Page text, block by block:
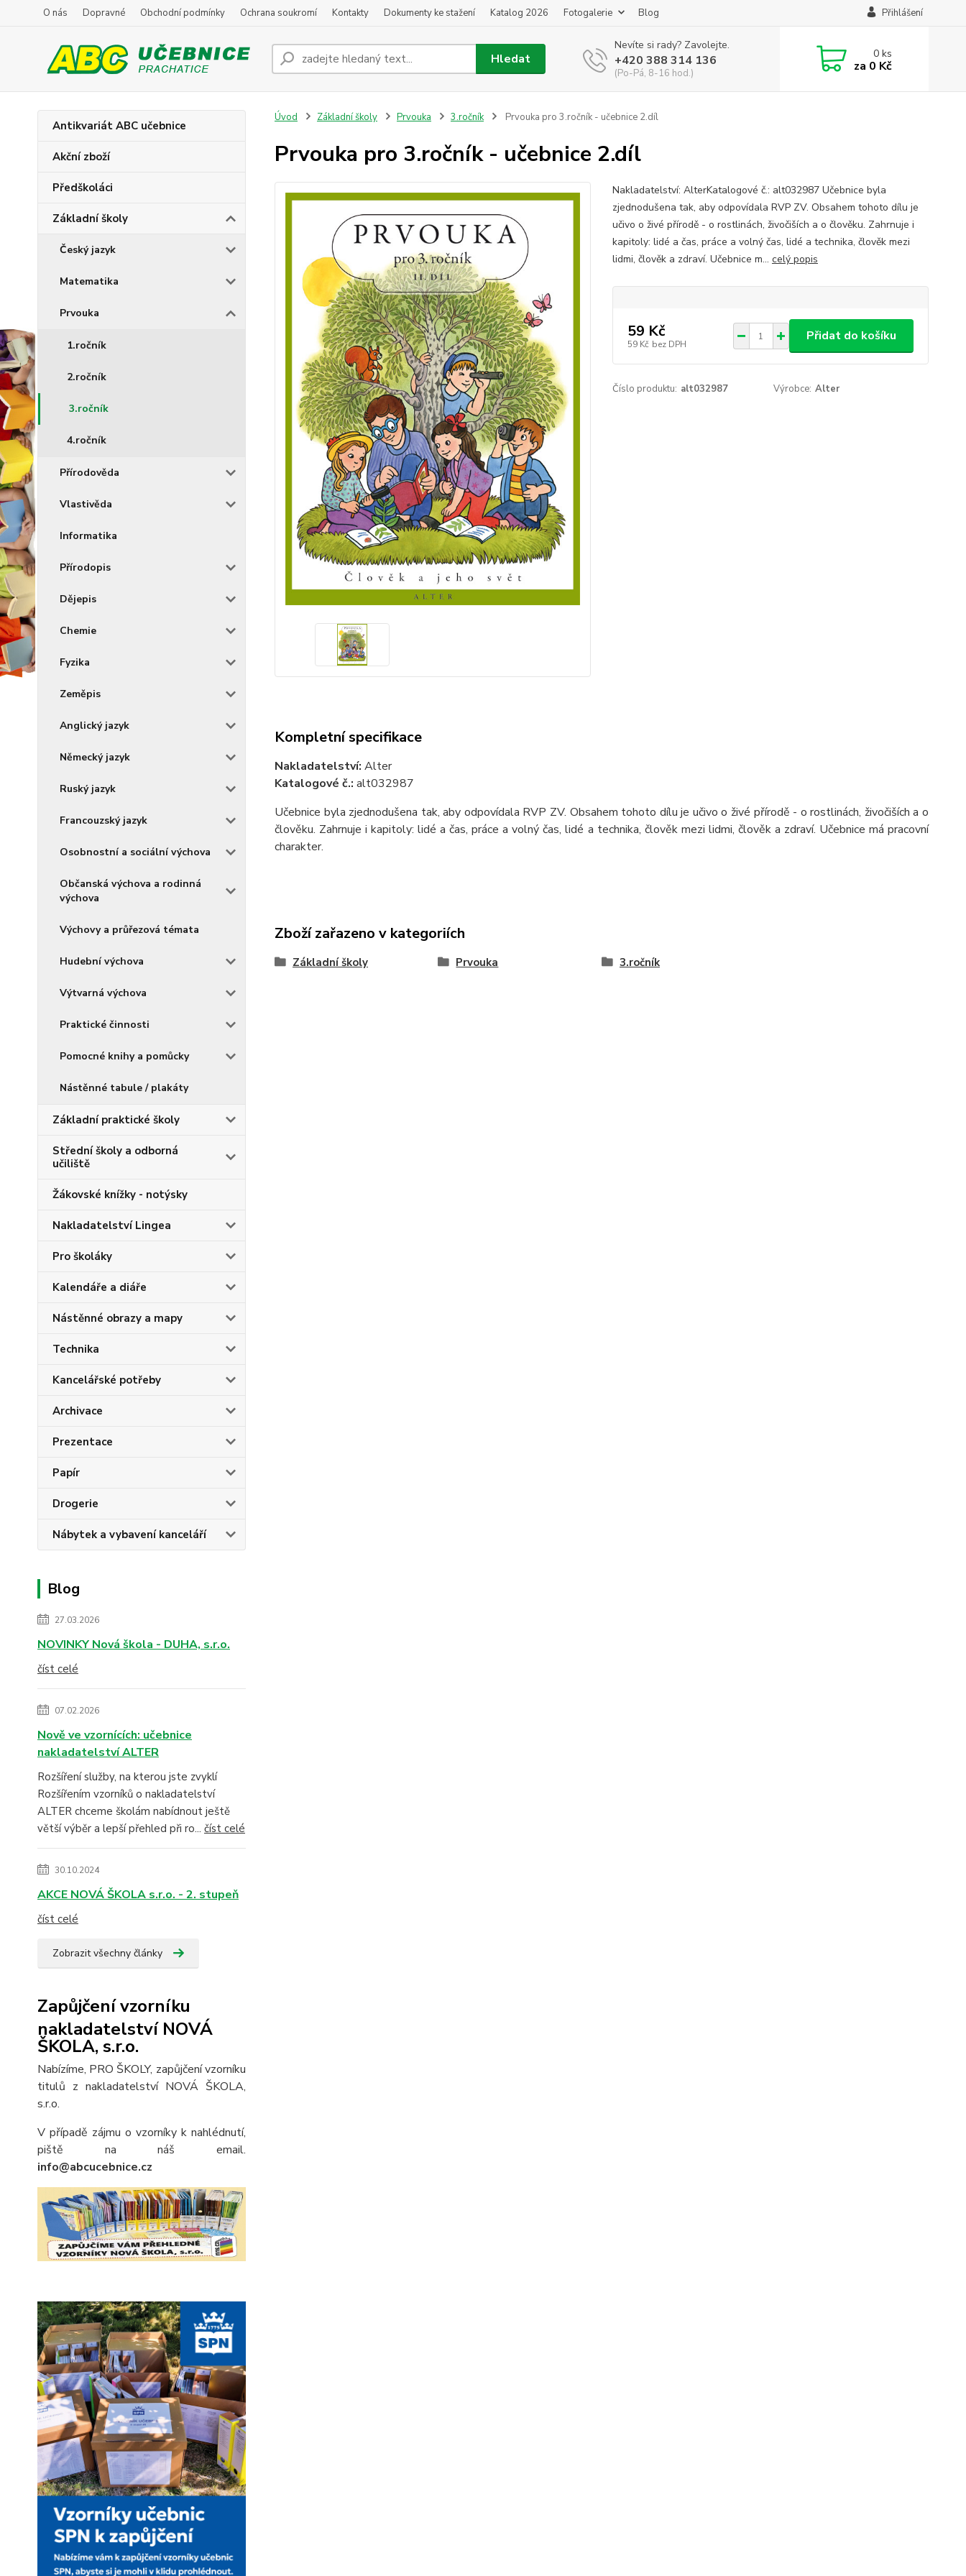
O nás Dopravné Obchodní podmínky Ochrana soukromí Kontakty Dokumenty ke stažení Katalog 2026 Fotogalerie Blog Přihlášení
Hledat
Nevíte si rady? Zavolejte.
+420 388 314 136
(Po-Pá, 8-16 hod.)
0ks
za 0 Kč
Antikvariát ABC učebnice
Akční zboží
Předškoláci
Základní školy
Český jazyk
Matematika
Prvouka
1.ročník
2.ročník
3.ročník
4.ročník
Přírodověda
Vlastivěda
Informatika
Přírodopis
Dějepis
Chemie
Fyzika
Zeměpis
Anglický jazyk
Německý jazyk
Ruský jazyk
Francouzský jazyk
Osobnostní a sociální výchova
Občanská výchova a rodinná
výchova
Výchovy a průřezová témata
Hudební výchova
Výtvarná výchova
Praktické činnosti
Pomocné knihy a pomůcky
Nástěnné tabule / plakáty
Základní praktické školy
Střední školy a odborná
učiliště
Žákovské knížky - notýsky
Nakladatelství Lingea
Pro školáky
Kalendáře a diáře
Nástěnné obrazy a mapy
Technika
Kancelářské potřeby
Archivace
Prezentace
Papír
Drogerie
Nábytek a vybavení kanceláří
Blog
27.03.2026
NOVINKY Nová škola - DUHA, s.r.o.
číst celé
07.02.2026
Nově ve vzornících: učebnice
nakladatelství ALTER
Rozšíření služby, na kterou jste zvyklí
Rozšířením vzorníků o nakladatelství
ALTER chceme školám nabídnout ještě
větší výběr a lepší přehled při ro... číst celé
30.10.2024
AKCE NOVÁ ŠKOLA s.r.o. - 2. stupeň
číst celé
Zobrazit všechny články
Zapůjčení vzorníku
nakladatelství NOVÁ
ŠKOLA, s.r.o.
Nabízíme, PRO ŠKOLY, zapůjčení vzorníku
titulů z nakladatelství NOVÁ ŠKOLA,
s.r.o.
V případě zájmu o vzorníky k nahlédnutí,
piště na náš email.
info@abcucebnice.cz
Úvod Základní školy Prvouka 3.ročník Prvouka pro 3.ročník - učebnice 2.díl
Prvouka pro 3.ročník - učebnice 2.díl
Nakladatelství: AlterKatalogové č.: alt032987 Učebnice byla
zjednodušena tak, aby odpovídala RVP ZV. Obsahem tohoto dílu je
učivo o živé přírodě - o rostlinách, živočiších a o člověku. Zahrnuje i
kapitoly: lidé a čas, práce a volný čas, lidé a technika, člověk mezi
lidmi, člověk a zdraví. Učebnice m... celý popis
59 Kč
59 Kč bez DPH
Přidat do košíku
Číslo produktu: alt032987 Výrobce: Alter
Kompletní specifikace
Nakladatelství: Alter
Katalogové č.: alt032987
Učebnice byla zjednodušena tak, aby odpovídala RVP ZV. Obsahem tohoto dílu je učivo o živé přírodě - o rostlinách, živočiších a o
člověku. Zahrnuje i kapitoly: lidé a čas, práce a volný čas, lidé a technika, člověk mezi lidmi, člověk a zdraví. Učebnice má pracovní
charakter.
Zboží zařazeno v kategoriích
Základní školy Prvouka 3.ročník